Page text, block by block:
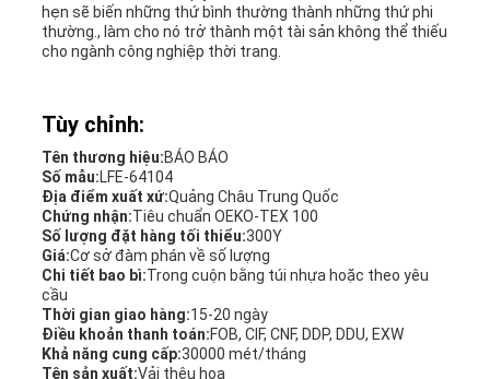
hẹn sẽ biến những thứ bình thường thành những thứ phi
thường., làm cho nó trở thành một tài sản không thể thiếu
cho ngành công nghiệp thời trang.
Tùy chỉnh:
Tên thương hiệu:BÁO BÁO
Số mẫu:LFE-64104
Địa điểm xuất xứ:Quảng Châu Trung Quốc
Chứng nhận:Tiêu chuẩn OEKO-TEX 100
Số lượng đặt hàng tối thiểu:300Y
Giá:Cơ sở đàm phán về số lượng
Chi tiết bao bì:Trong cuộn bằng túi nhựa hoặc theo yêu
cầu
Thời gian giao hàng:15-20 ngày
Điều khoản thanh toán:FOB, CIF, CNF, DDP, DDU, EXW
Khả năng cung cấp:30000 mét/tháng
Tên sản xuất:Vải thêu hoa